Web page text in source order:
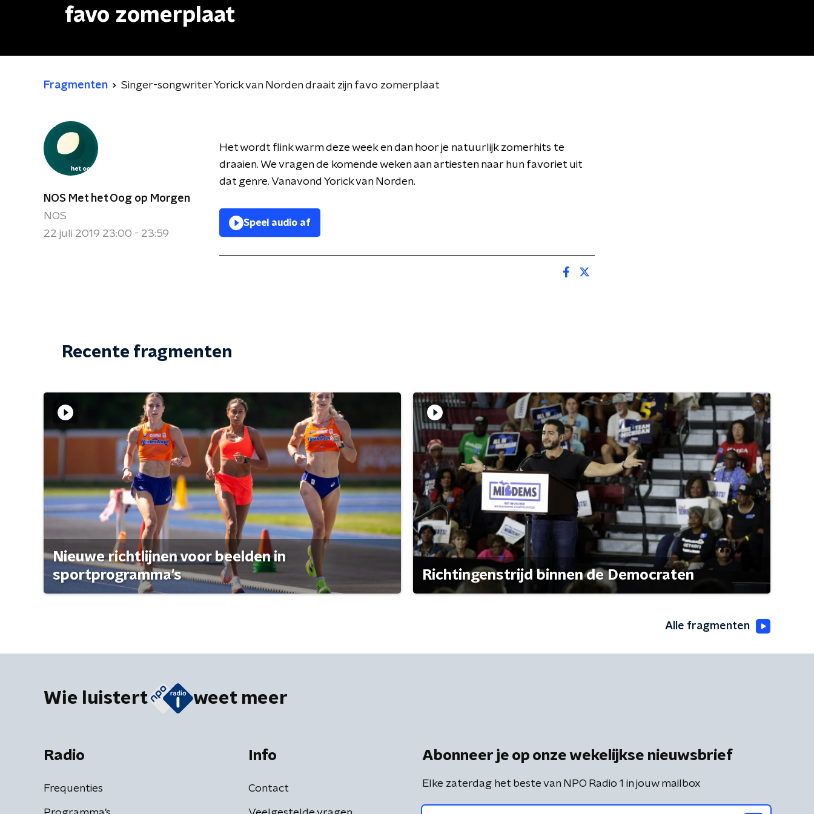
favo zomerplaat
Fragmenten Singer-songwriter Yorick van Norden draait zijn favo zomerplaat
NOS Met het Oog op Morgen
NOS
22 juli 2019 23:00 - 23:59
Het wordt flink warm deze week en dan hoor je natuurlijk zomerhits te
draaien. We vragen de komende weken aan artiesten naar hun favoriet uit
dat genre. Vanavond Yorick van Norden.
Speel audio af
Recente fragmenten
Nieuwe richtlijnen voor beelden in
sportprogramma's
Richtingenstrijd binnen de Democraten
Alle fragmenten
Wie luistert weet meer
Radio
Frequenties
Info
Contact
Abonneer je op onze wekelijkse nieuwsbrief
Elke zaterdag het beste van NPO Radio 1 in jouw mailbox